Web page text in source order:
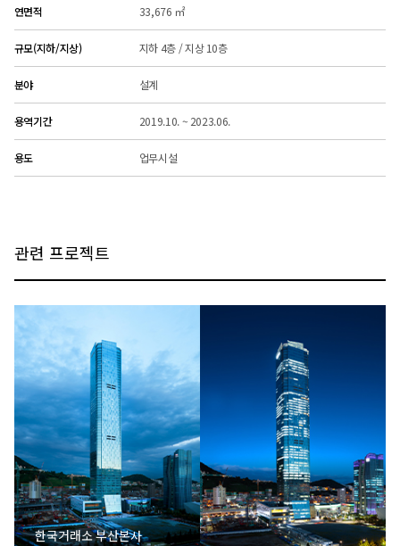
연면적 33,676 ㎡
규모(지하/지상) 지하 4층 / 지상 10층
분야 설계
용역기간 2019.10. ~ 2023.06.
용도 업무시설
관련 프로젝트
한국거래소 부산본사